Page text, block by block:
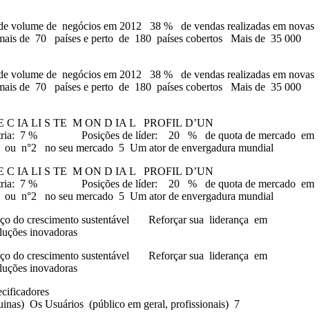
de negócios em 2012 38 % de vendas realizadas em novas
de 70 países e perto de 180 países cobertos Mais de 35 000
de negócios em 2012 38 % de vendas realizadas em novas
de 70 países e perto de 180 países cobertos Mais de 35 000
C IA LI S TE M ON D IA L PROFIL D’UN
7 % Posições de líder: 20 % de quota de mercado em
n°2 no seu mercado 5 Um ator de envergadura mundial
C IA LI S TE M ON D IA L PROFIL D’UN
7 % Posições de líder: 20 % de quota de mercado em
n°2 no seu mercado 5 Um ator de envergadura mundial
do crescimento sustentável Reforçar sua liderança em
inovadoras
do crescimento sustentável Reforçar sua liderança em
inovadoras
Os Usuários (público em geral, profissionais) 7